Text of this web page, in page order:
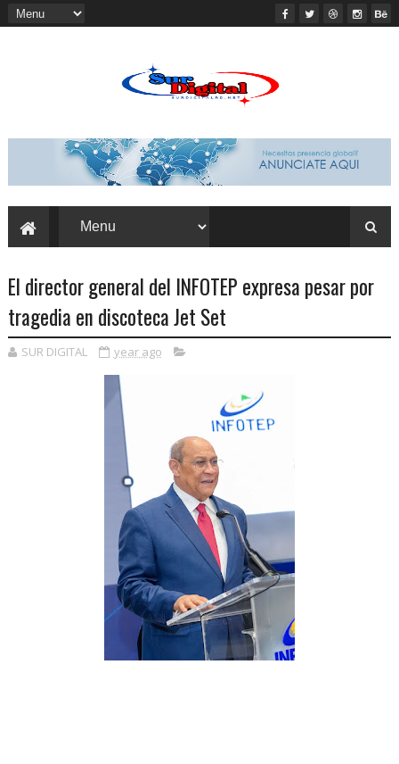
El director general del INFOTEP expresa pesar por
tragedia en discoteca Jet Set
SUR DIGITAL year ago